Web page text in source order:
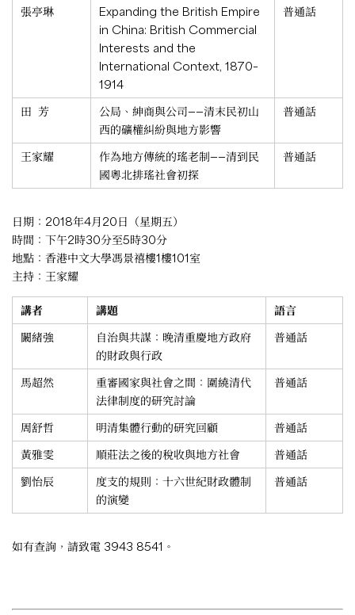
張亭琳
Expanding the British Empire
in China: British Commercial
Interests and the
International Context, 1870–
1914
普通話
田 芳
公局、紳商與公司——清末民初山
西的礦權糾紛與地方影響
普通話
王家耀
作為地方傳統的瑤老制——清到民
國粵北排瑤社會初探
普通話
日期：2018年4月20日（星期五）
時間：下午2時30分至5時30分
地點：香港中文大學馮景禧樓1樓101室
主持：王家耀
講者 講題
語言
闞緒強
自治與共謀：晚清重慶地方政府
的財政與行政
普通話
馬超然
重審國家與社會之間：圍繞清代
法律制度的研究討論
普通話
周舒哲 明清集體行動的研究回顧
普通話
黃雅雯
順莊法之後的稅收與地方社會
普通話
劉怡辰
度支的規則：十六世紀財政體制
的演變
普通話
如有查詢，請致電 3943 8541。